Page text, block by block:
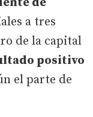
a tres
de la capital
positivo
el parte de